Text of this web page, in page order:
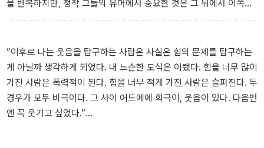
을 반복하지만, 정작 그들의 유머에서 중요한 것은 그 뒤에서 이쪽을
노려보고 있는 좌절과 분노다. 나는 절망 속에서 세상이 무서워질 때
─ 복길 「나락에서의 농담」
“이후로 나는 웃음을 탐구하는 사람은 사실은 힘의 문제를 탐구하는
게 아닐까 생각하게 되었다. 내 느슨한 도식은 이랬다. 힘을 너무 많이
가진 사람은 폭력적이 된다. 힘을 너무 적게 가진 사람은 슬퍼진다. 두
경우가 모두 비극이다. 그 사이 어드메에 희극이, 웃음이 있다. 다음번
엔 꼭 웃기고 싶었다.”
─ 안담 「강간 농담 성공하기」